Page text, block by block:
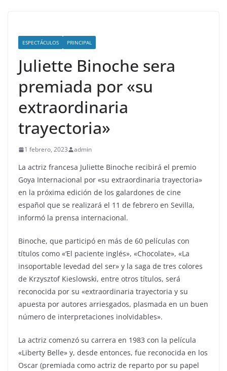
ESPECTÁCULOS PRINCIPAL
Juliette Binoche sera
premiada por «su
extraordinaria
trayectoria»
1 febrero, 2023 admin
La actriz francesa Juliette Binoche recibirá el premio
Goya Internacional por «su extraordinaria trayectoria»
en la próxima edición de los galardones de cine
español que se realizará el 11 de febrero en Sevilla,
informó la prensa internacional.
Binoche, que participó en más de 60 películas con
títulos como «‘El paciente inglés», «Chocolate», «La
insoportable levedad del ser» y la saga de tres colores
de Krzysztof Kieslowski, entre otros títulos, será
reconocida por su «extraordinaria trayectoria y su
apuesta por autores arriesgados, plasmada en un buen
número de interpretaciones inolvidables».
La actriz comenzó su carrera en 1983 con la película
«Liberty Belle» y, desde entonces, fue reconocida en los
Oscar (premiada como actriz de reparto por su papel